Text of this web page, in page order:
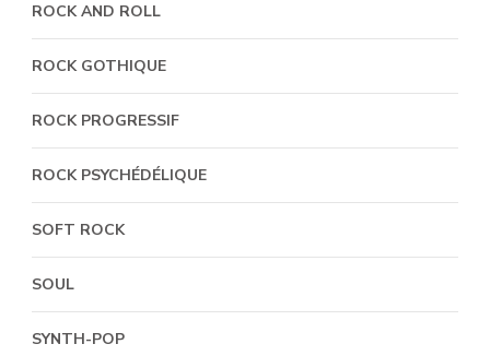
ROCK AND ROLL
ROCK GOTHIQUE
ROCK PROGRESSIF
ROCK PSYCHÉDÉLIQUE
SOFT ROCK
SOUL
SYNTH-POP